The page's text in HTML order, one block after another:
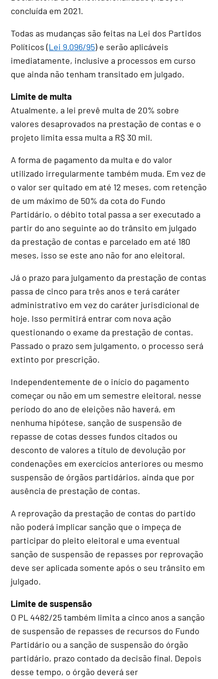
concluída em 2021.
Todas as mudanças são feitas na Lei dos Partidos
Políticos (Lei 9.096/95) e serão aplicáveis
imediatamente, inclusive a processos em curso
que ainda não tenham transitado em julgado.
Limite de multa
Atualmente, a lei prevê multa de 20% sobre
valores desaprovados na prestação de contas e o
projeto limita essa multa a R$ 30 mil.
A forma de pagamento da multa e do valor
utilizado irregularmente também muda. Em vez de
o valor ser quitado em até 12 meses, com retenção
de um máximo de 50% da cota do Fundo
Partidário, o débito total passa a ser executado a
partir do ano seguinte ao do trânsito em julgado
da prestação de contas e parcelado em até 180
meses, isso se este ano não for ano eleitoral.
Já o prazo para julgamento da prestação de contas
passa de cinco para três anos e terá caráter
administrativo em vez do caráter jurisdicional de
hoje. Isso permitirá entrar com nova ação
questionando o exame da prestação de contas.
Passado o prazo sem julgamento, o processo será
extinto por prescrição.
Independentemente de o início do pagamento
começar ou não em um semestre eleitoral, nesse
período do ano de eleições não haverá, em
nenhuma hipótese, sanção de suspensão de
repasse de cotas desses fundos citados ou
desconto de valores a título de devolução por
condenações em exercícios anteriores ou mesmo
suspensão de órgãos partidários, ainda que por
ausência de prestação de contas.
A reprovação da prestação de contas do partido
não poderá implicar sanção que o impeça de
participar do pleito eleitoral e uma eventual
sanção de suspensão de repasses por reprovação
deve ser aplicada somente após o seu trânsito em
julgado.
Limite de suspensão
O PL 4482/25 também limita a cinco anos a sanção
de suspensão de repasses de recursos do Fundo
Partidário ou a sanção de suspensão do órgão
partidário, prazo contado da decisão final. Depois
desse tempo, o órgão deverá ser